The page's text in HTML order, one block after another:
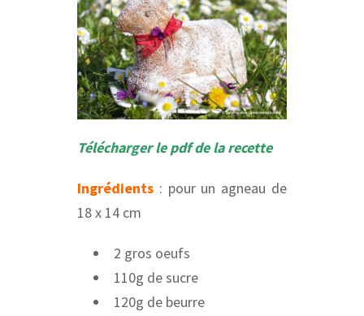
Télécharger le pdf de la recette
Ingrédients : pour un agneau de
18 x 14 cm
2 gros oeufs
110g de sucre
120g de beurre